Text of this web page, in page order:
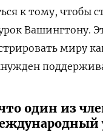
к тому, чтобы
Вашингтону.
миру
один из